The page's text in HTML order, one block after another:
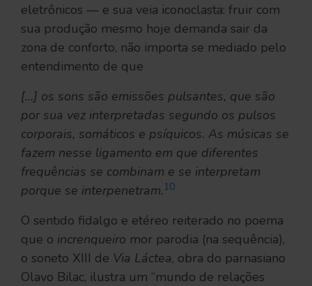
eletrônicos — e sua veia iconoclasta: fruir com
sua produção mesmo hoje demanda sair da
zona de conforto, não importa se mediado pelo
entendimento de que
[…] os sons são emissões pulsantes, que são
por sua vez interpretadas segundo os pulsos
corporais, somáticos e psíquicos. As músicas se
fazem nesse ligamento em que diferentes
frequências se combinam e se interpretam
porque se interpenetram. 10
O sentido fidalgo e etéreo reiterado no poema
que o increnqueiro mor parodia (na sequência),
o soneto XIII de Via Láctea, obra do parnasiano
Olavo Bilac, ilustra um “mundo de relações